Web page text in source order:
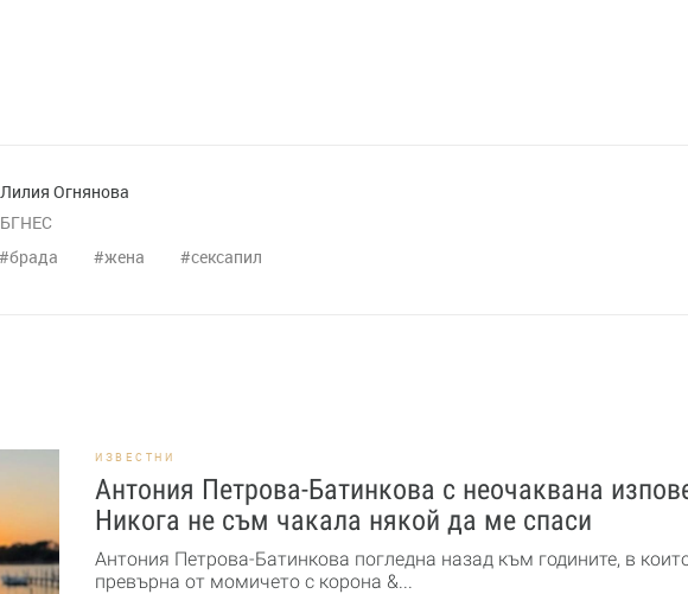
Лилия Огнянова
БГНЕС
брада жена сексапил
ИЗВЕСТНИ
Антония Петрова-Батинкова с неочаквана
Никога не съм чакала някой да ме спаси
Антония Петрова-Батинкова погледна назад към годините, в
превърна от момичето с корона &...